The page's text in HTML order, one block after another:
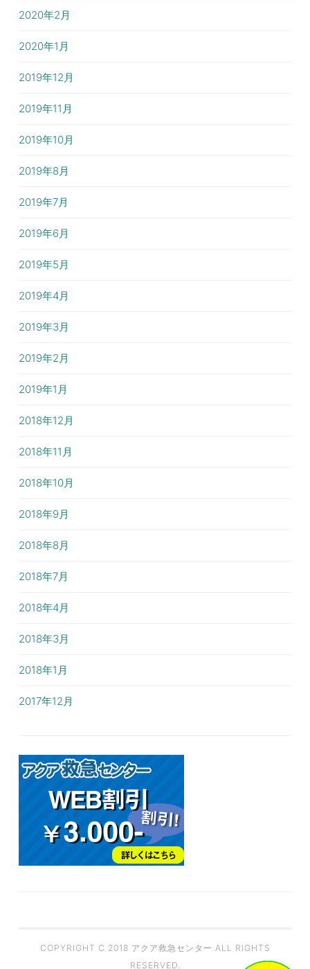
2020年2月
2020年1月
2019年12月
2019年11月
2019年10月
2019年8月
2019年7月
2019年6月
2019年5月
2019年4月
2019年3月
2019年2月
2019年1月
2018年12月
2018年11月
2018年10月
2018年9月
2018年8月
2018年7月
2018年4月
2018年3月
2018年1月
2017年12月
COPYRIGHT C 2018 アクア救急センター ALL RIGHTS
RESERVED.